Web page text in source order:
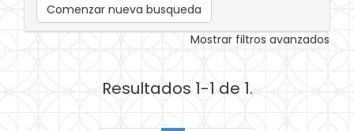
Comenzar nueva busqueda
Mostrar filtros avanzados
Resultados 1-1 de 1.